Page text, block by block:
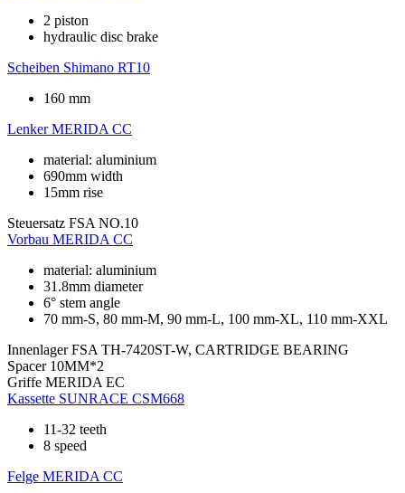
2 piston
hydraulic disc brake
Scheiben Shimano RT10
160 mm
Lenker MERIDA CC
material: aluminium
690mm width
15mm rise
Steuersatz FSA NO.10
Vorbau MERIDA CC
material: aluminium
31.8mm diameter
6° stem angle
70 mm-S, 80 mm-M, 90 mm-L, 100 mm-XL, 110 mm-XXL
Innenlager FSA TH-7420ST-W, CARTRIDGE BEARING
Spacer 10MM*2
Griffe MERIDA EC
Kassette SUNRACE CSM668
11-32 teeth
8 speed
Felge MERIDA CC